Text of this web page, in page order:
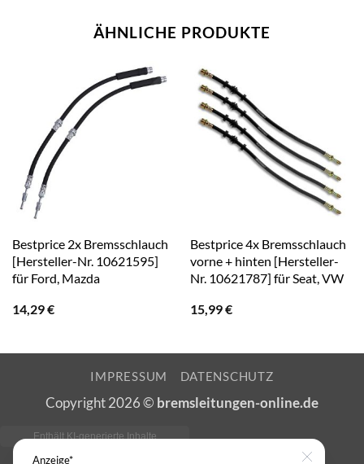
ÄHNLICHE PRODUKTE
Bestprice 2x Bremsschlauch
[Hersteller-Nr. 10621595]
für Ford, Mazda
14,29€
Bestprice 4x Bremsschlauch
vorne + hinten [Hersteller-
Nr. 10621787] für Seat, VW
15,99€
IMPRESSUM DATENSCHUTZ
Copyright 2026 © bremsleitungen-online.de
Anzeige*